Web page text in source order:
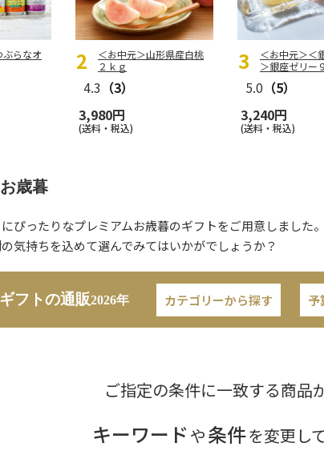
ぶらなオ
＜お中元＞山形県産白桃
２ｋｇ
4.3 （3）
3,980円
(送料・税込)
＜お中元＞＜
＞銀座ゼリー
5.0 （5）
3,240円
(送料・税込)
歳暮
ぴったりなプレミアムお歳暮のギフトをご用意しまし
気持ちを込めて選んでみてはいかがでしょうか？
フトの通販2026年 カテゴリーから探す 予
ご指定の条件に一致する商品
キーワードや条件を変更し